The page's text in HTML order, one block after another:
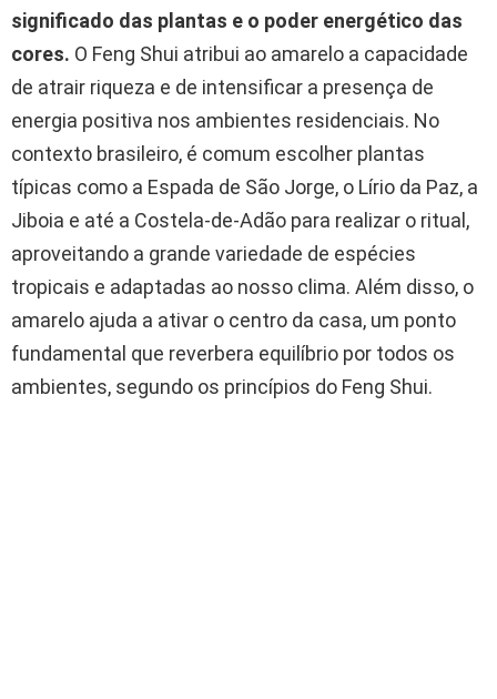
significado das plantas e o poder energético das
cores. O Feng Shui atribui ao amarelo a capacidade
de atrair riqueza e de intensificar a presença de
energia positiva nos ambientes residenciais. No
contexto brasileiro, é comum escolher plantas
típicas como a Espada de São Jorge, o Lírio da Paz, a
Jiboia e até a Costela-de-Adão para realizar o ritual,
aproveitando a grande variedade de espécies
tropicais e adaptadas ao nosso clima. Além disso, o
amarelo ajuda a ativar o centro da casa, um ponto
fundamental que reverbera equilíbrio por todos os
ambientes, segundo os princípios do Feng Shui.